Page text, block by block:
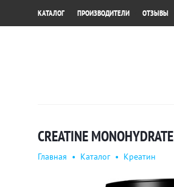
КАТАЛОГ ПРОИЗВОДИТЕЛИ ОТЗЫВЫ
CREATINE MONOHYDRATE
Главная • Каталог • Креатин